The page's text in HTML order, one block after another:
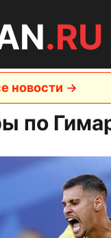
.RU
новости
по